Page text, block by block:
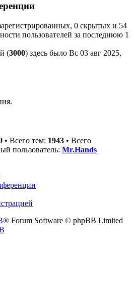
0 скрытых и 54
пользователей за последнюю 1
(3000) здесь было Вс 03 авг 2025,
• Всего тем: 1943 • Всего
пользователь: Mr.Hands
® Forum Software © phpBB Limited